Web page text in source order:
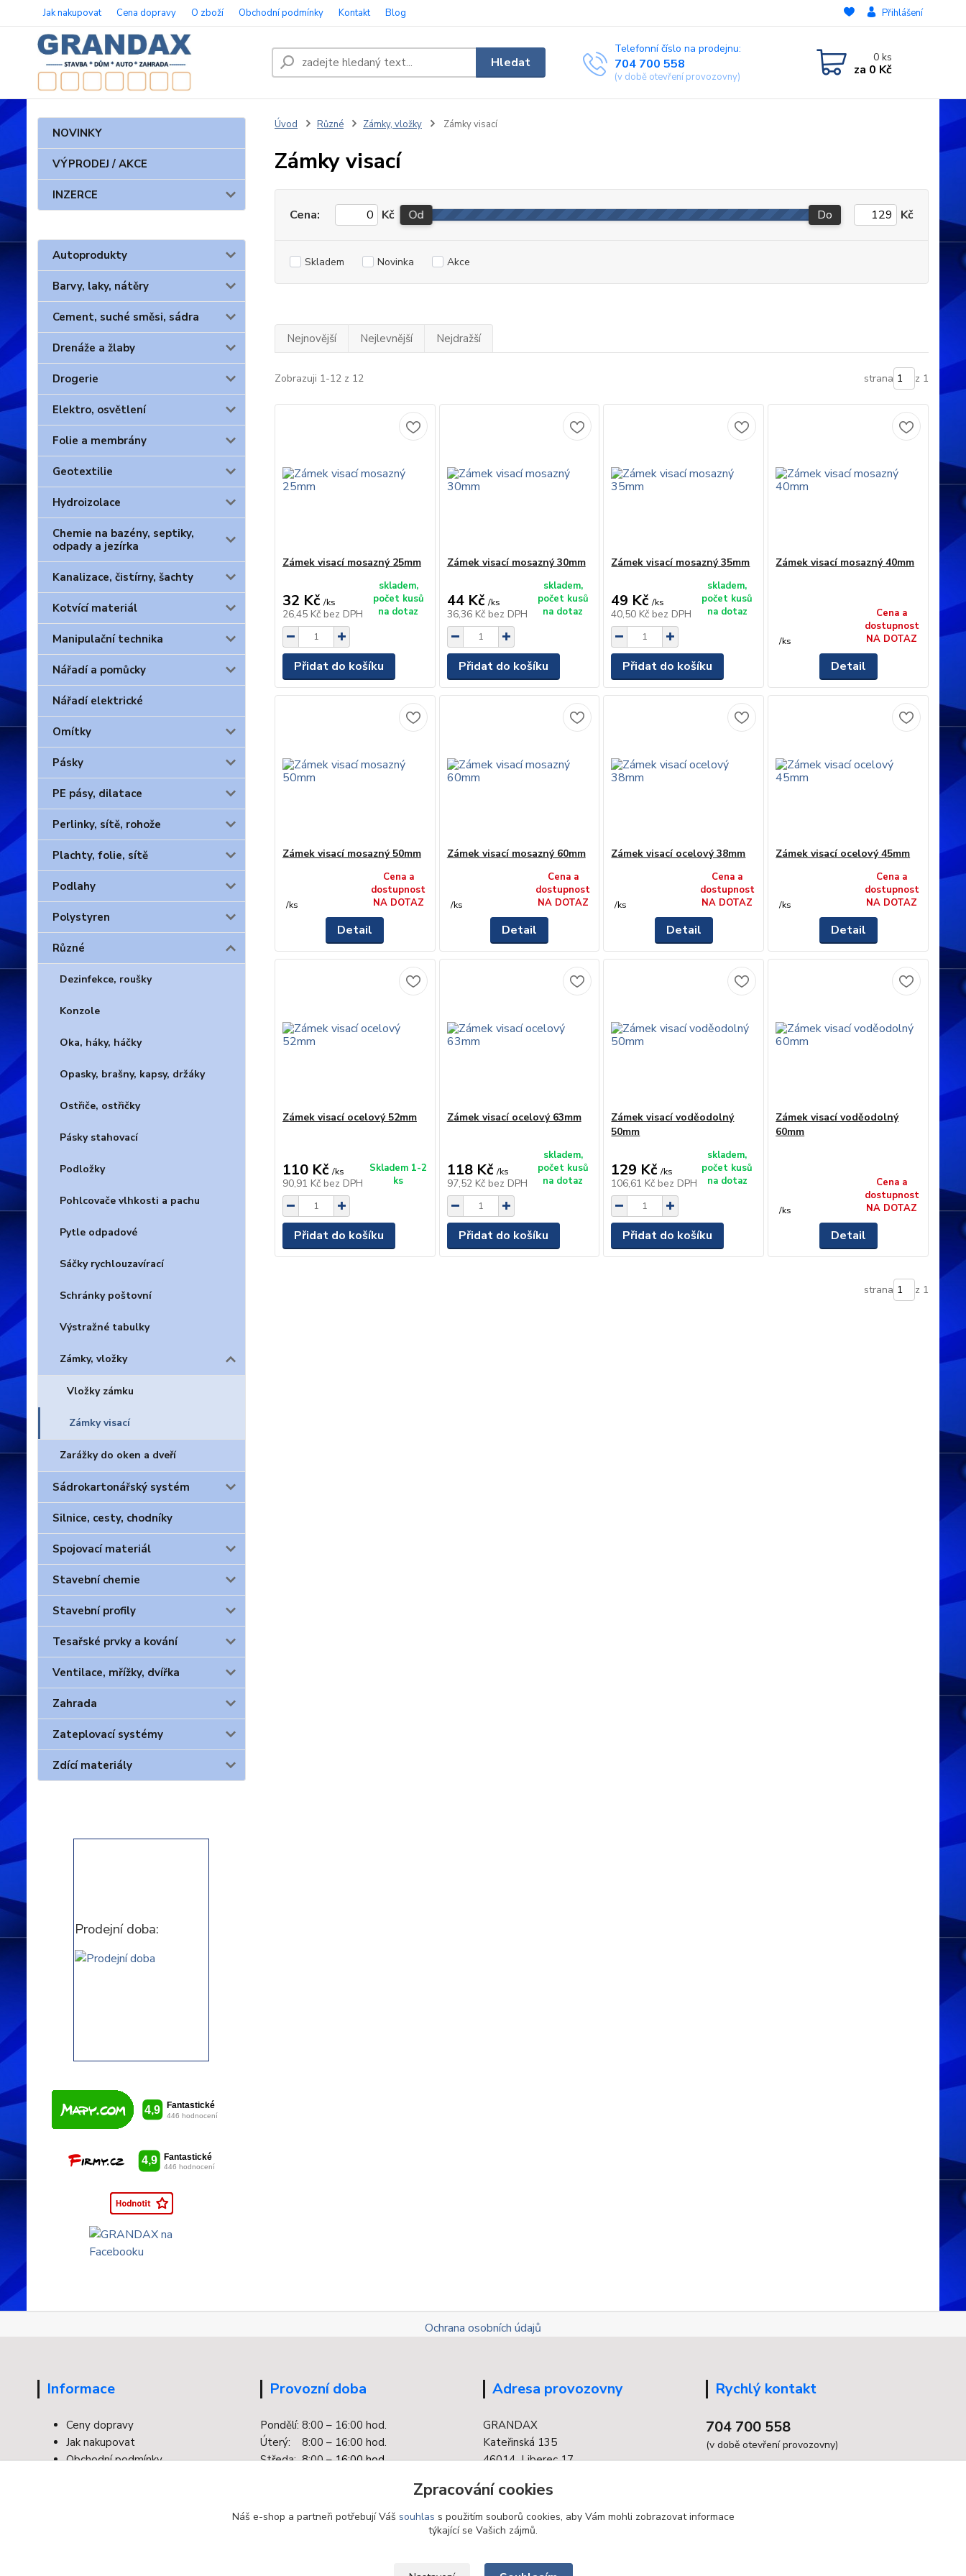
Jak nakupovat Cena dopravy O zboží Obchodní podmínky Kontakt Blog Přihlášení
Hledat
Telefonní číslo na prodejnu:
704 700 558
(v době otevření provozovny)
0ks
za 0 Kč
NOVINKY
VÝPRODEJ / AKCE
INZERCE
Autoprodukty
Barvy, laky, nátěry
Cement, suché směsi, sádra
Drenáže a žlaby
Drogerie
Elektro, osvětlení
Folie a membrány
Geotextilie
Hydroizolace
Chemie na bazény, septiky,
odpady a jezírka
Kanalizace, čistírny, šachty
Kotvící materiál
Manipulační technika
Nářadí a pomůcky
Nářadí elektrické
Omítky
Pásky
PE pásy, dilatace
Perlinky, sítě, rohože
Plachty, folie, sítě
Podlahy
Polystyren
Různé
Dezinfekce, roušky
Konzole
Oka, háky, háčky
Opasky, brašny, kapsy, držáky
Ostřiče, ostřičky
Pásky stahovací
Podložky
Pohlcovače vlhkosti a pachu
Pytle odpadové
Sáčky rychlouzavírací
Schránky poštovní
Výstražné tabulky
Zámky, vložky
Vložky zámku
Zámky visací
Zarážky do oken a dveří
Sádrokartonářský systém
Silnice, cesty, chodníky
Spojovací materiál
Stavební chemie
Stavební profily
Tesařské prvky a kování
Ventilace, mřížky, dvířka
Zahrada
Zateplovací systémy
Zdící materiály
Prodejní doba:
Úvod Různé Zámky, vložky Zámky visací
Zámky visací
Cena: Kč Od Do Kč
Skladem Novinka Akce
Nejnovější Nejlevnější Nejdražší
Zobrazuji 1-12 z 12 strana z 1
Zámek visací mosazný 25mm
32 Kč /ks
26,45 Kč bez DPH
skladem,
počet kusů
na dotaz
Přidat do košíku
Zámek visací mosazný 30mm
44 Kč /ks
36,36 Kč bez DPH
skladem,
počet kusů
na dotaz
Přidat do košíku
Zámek visací mosazný 35mm
49 Kč /ks
40,50 Kč bez DPH
skladem,
počet kusů
na dotaz
Přidat do košíku
Zámek visací mosazný 40mm
/ks
Cena a
dostupnost
NA DOTAZ
Detail
Zámek visací mosazný 50mm
/ks
Cena a
dostupnost
NA DOTAZ
Detail
Zámek visací mosazný 60mm
/ks
Cena a
dostupnost
NA DOTAZ
Detail
Zámek visací ocelový 38mm
/ks
Cena a
dostupnost
NA DOTAZ
Detail
Zámek visací ocelový 45mm
/ks
Cena a
dostupnost
NA DOTAZ
Detail
Zámek visací ocelový 52mm
110 Kč /ks
90,91 Kč bez DPH
Skladem 1-2
ks
Přidat do košíku
Zámek visací ocelový 63mm
118 Kč /ks
97,52 Kč bez DPH
skladem,
počet kusů
na dotaz
Přidat do košíku
Zámek visací voděodolný
50mm
129 Kč /ks
106,61 Kč bez DPH
skladem,
počet kusů
na dotaz
Přidat do košíku
Zámek visací voděodolný
60mm
/ks
Cena a
dostupnost
NA DOTAZ
Detail
strana z 1
Ochrana osobních údajů
Informace
Ceny dopravy
Jak nakupovat
Obchodní podmínky
Provozní doba
Pondělí: 8:00 – 16:00 hod.
Úterý: 8:00 – 16:00 hod.
Středa: 8:00 –16:00 hod.
Adresa provozovny
GRANDAX
Kateřinská 135
46014 Liberec 17
Rychlý kontakt
704 700 558
(v době otevření provozovny)
Zpracování cookies
Náš e-shop a partneři potřebují Váš souhlas s použitím souborů cookies, aby Vám mohli zobrazovat informace
týkající se Vašich zájmů.